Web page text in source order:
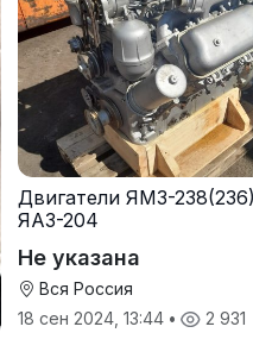
Двигатели ЯМЗ-
ЯАЗ-204
Не указана
Вся Россия
18 сен 2024, 13:44 • 2 931